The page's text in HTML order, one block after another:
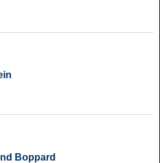
Boppard